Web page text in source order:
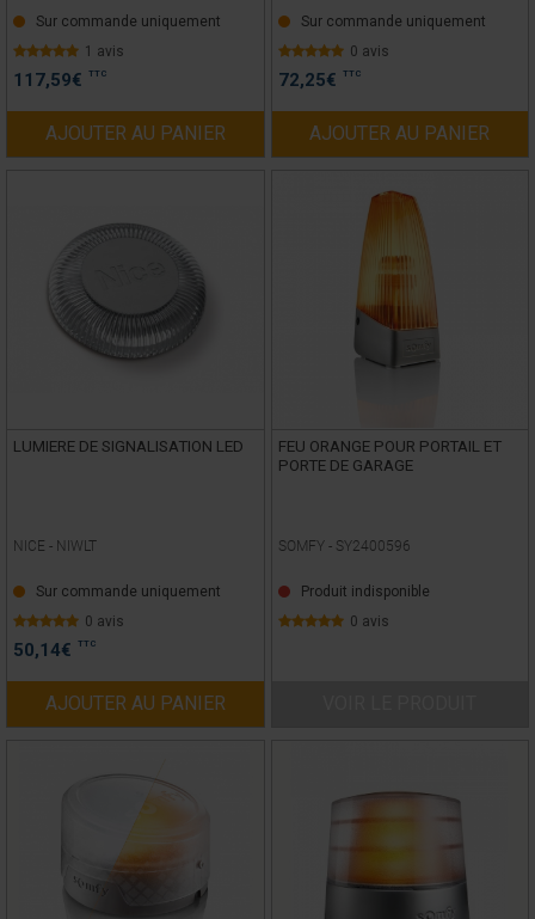
Sur commande uniquement
1 avis
117,59€ TTC
AJOUTER AU PANIER
Sur commande uniquement
0 avis
72,25€ TTC
AJOUTER AU PANIER
LUMIERE DE SIGNALISATION LED
NICE - NIWLT
Sur commande uniquement
0 avis
50,14€ TTC
AJOUTER AU PANIER
FEU ORANGE POUR PORTAIL ET
PORTE DE GARAGE
SOMFY - SY2400596
Produit indisponible
0 avis